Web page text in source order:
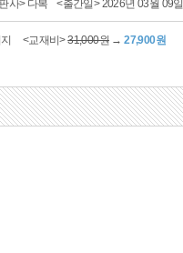
사> 다복<출간일> 2026년 03월 09일
지 <교재비>31,000원 →27,900원